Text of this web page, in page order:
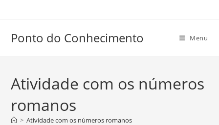
conteúdo
Ponto do Conhecimento Menu
Atividade com os números
romanos
> Atividade com os números romanos